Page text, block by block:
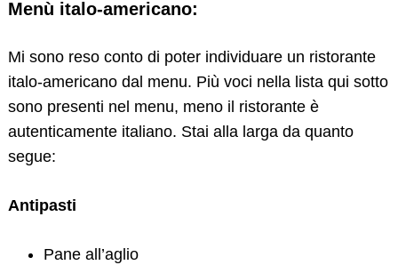
Menù italo-americano:
Mi sono reso conto di poter individuare un ristorante
italo-americano dal menu. Più voci nella lista qui sotto
sono presenti nel menu, meno il ristorante è
autenticamente italiano. Stai alla larga da quanto
segue:
Antipasti
Pane all’aglio